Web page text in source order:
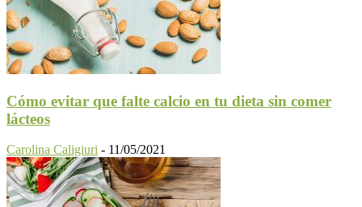
Cómo evitar que falte calcio en tu dieta sin comer
lácteos
Carolina Caligiuri - 11/05/2021